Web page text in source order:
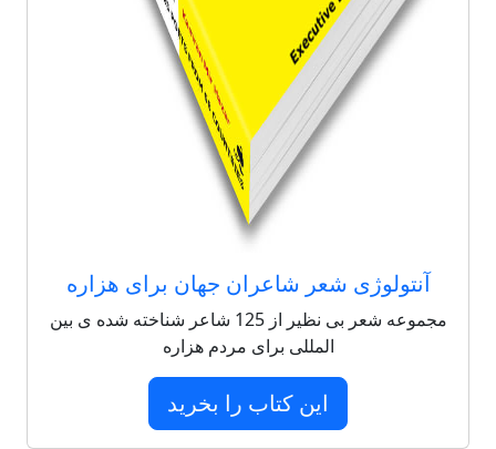
آنتولوژی شعر شاعران جهان برای هزاره
مجموعه شعر بی نظیر از 125 شاعر شناخته شده ی بین
المللی برای مردم هزاره
این کتاب را بخرید